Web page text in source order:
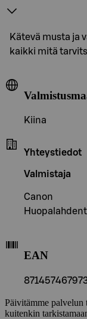
Kätevä musta ja
kaikki mitä
Kiina
Yhteystiedot
Valmistaja
Canon
EAN
Päivitämme palvelun
kuitenkin